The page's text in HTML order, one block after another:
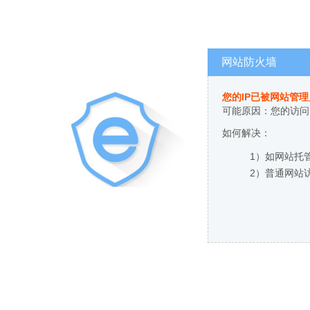
网站防火墙
您的IP已被网站管
可能原因：您的访
如何解决：
1）如网站托
2）普通网站